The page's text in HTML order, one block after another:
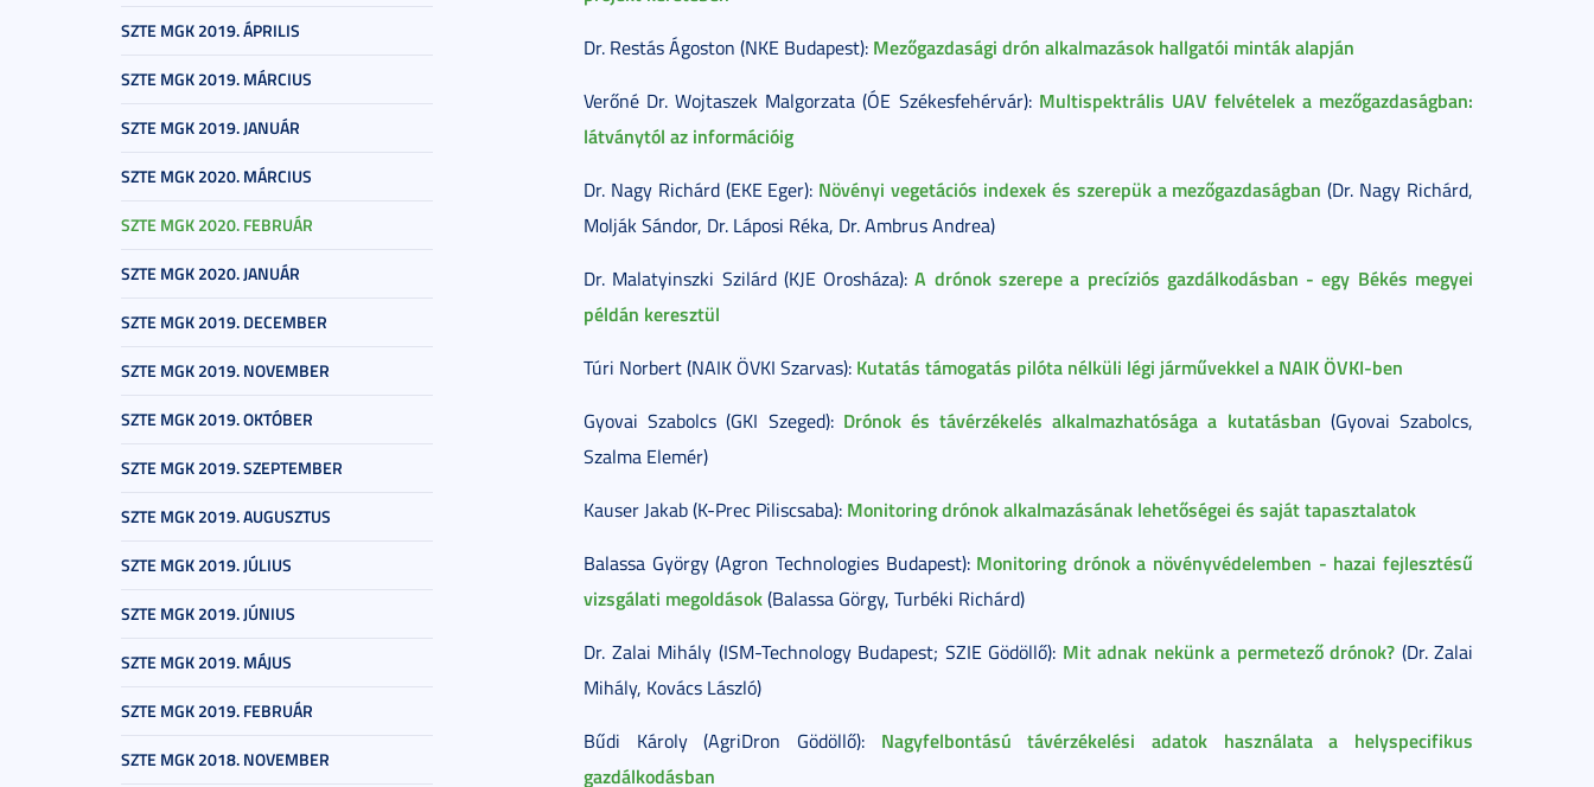
SZTE MGK 2019. ÁPRILIS
SZTE MGK 2019. MÁRCIUS
SZTE MGK 2019. JANUÁR
SZTE MGK 2020. MÁRCIUS
SZTE MGK 2020. FEBRUÁR
SZTE MGK 2020. JANUÁR
SZTE MGK 2019. DECEMBER
SZTE MGK 2019. NOVEMBER
SZTE MGK 2019. OKTÓBER
SZTE MGK 2019. SZEPTEMBER
SZTE MGK 2019. AUGUSZTUS
SZTE MGK 2019. JÚLIUS
SZTE MGK 2019. JÚNIUS
SZTE MGK 2019. MÁJUS
SZTE MGK 2019. FEBRUÁR
SZTE MGK 2018. NOVEMBER
Dr. Restás Ágoston (NKE Budapest): Mezőgazdasági drón alkalmazások hallgatói minták alapján
Verőné Dr. Wojtaszek Malgorzata (ÓE Székesfehérvár): Multispektrális UAV felvételek a mezőgazdaságban:
látványtól az információig
Dr. Nagy Richárd (EKE Eger): Növényi vegetációs indexek és szerepük a mezőgazdaságban (Dr. Nagy Richárd,
Molják Sándor, Dr. Láposi Réka, Dr. Ambrus Andrea)
Dr. Malatyinszki Szilárd (KJE Orosháza):A drónok szerepe a precíziós gazdálkodásban - egy Békés megyei
példán keresztül
Túri Norbert (NAIK ÖVKI Szarvas): Kutatás támogatás pilóta nélküli légi járművekkel a NAIK ÖVKI-ben
Gyovai Szabolcs (GKI Szeged): Drónok és távérzékelés alkalmazhatósága a kutatásban (Gyovai Szabolcs,
Szalma Elemér)
Kauser Jakab (K-Prec Piliscsaba): Monitoring drónok alkalmazásának lehetőségei és saját tapasztalatok
Balassa György (Agron Technologies Budapest): Monitoring drónok a növényvédelemben - hazai fejlesztésű
vizsgálati megoldások(Balassa Görgy, Turbéki Richárd)
Dr. Zalai Mihály (ISM-Technology Budapest; SZIE Gödöllő): Mit adnak nekünk a permetező drónok? (Dr. Zalai
Mihály, Kovács László)
Bűdi Károly (AgriDron Gödöllő): Nagyfelbontású távérzékelési adatok használata a helyspecifikus
gazdálkodásban